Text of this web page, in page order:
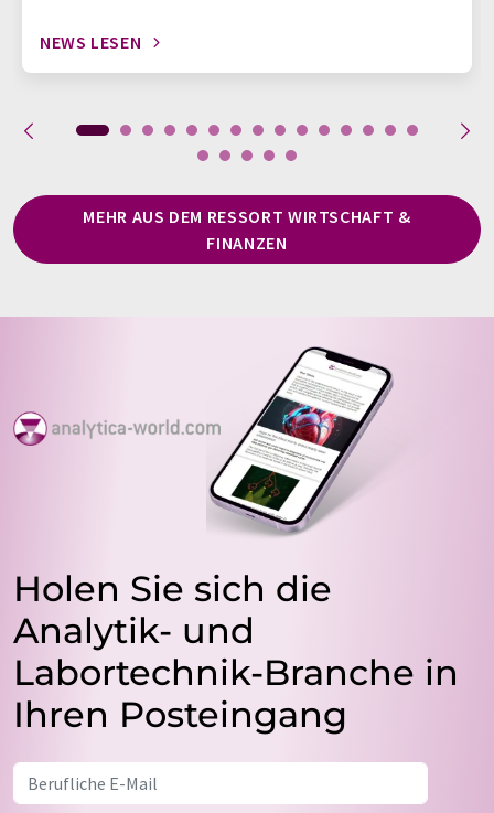
NEWS LESEN
MEHR AUS DEM RESSORT WIRTSCHAFT &
FINANZEN
Holen Sie sich die
Analytik- und
Labortechnik-Branche in
Ihren Posteingang